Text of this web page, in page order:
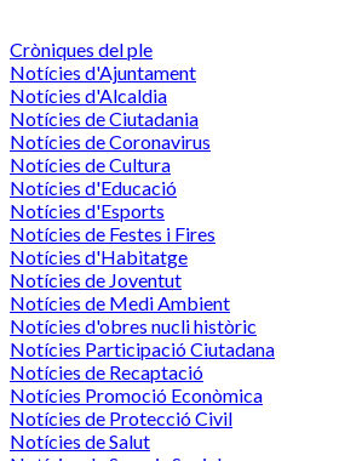
Cròniques del ple
Notícies d'Ajuntament
Notícies d'Alcaldia
Notícies de Ciutadania
Notícies de Coronavirus
Notícies de Cultura
Notícies d'Educació
Notícies d'Esports
Notícies de Festes i Fires
Notícies d'Habitatge
Notícies de Joventut
Notícies de Medi Ambient
Notícies d'obres nucli històric
Notícies Participació Ciutadana
Notícies de Recaptació
Notícies Promoció Econòmica
Notícies de Protecció Civil
Notícies de Salut